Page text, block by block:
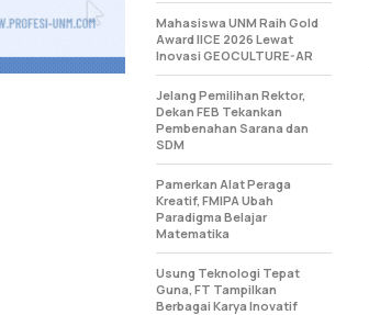
Mahasiswa UNM Raih Gold
Award IICE 2026 Lewat
Inovasi GEOCULTURE-AR
Jelang Pemilihan Rektor,
Dekan FEB Tekankan
Pembenahan Sarana dan
SDM
Pamerkan Alat Peraga
Kreatif, FMIPA Ubah
Paradigma Belajar
Matematika
Usung Teknologi Tepat
Guna, FT Tampilkan
Berbagai Karya Inovatif